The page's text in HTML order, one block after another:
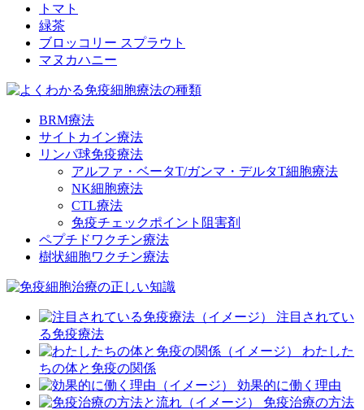
トマト
緑茶
ブロッコリー スプラウト
マヌカハニー
BRM療法
サイトカイン療法
リンパ球免疫療法
アルファ・ベータT/ガンマ・デルタT細胞療法
NK細胞療法
CTL療法
免疫チェックポイント阻害剤
ペプチドワクチン療法
樹状細胞ワクチン療法
注目されてい
る免疫療法
わたした
ちの体と免疫の関係
効果的に働く理由
免疫治療の方法